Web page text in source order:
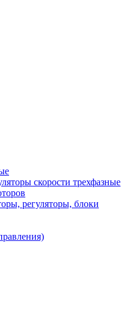
скорости трехфазные
регуляторы, блоки